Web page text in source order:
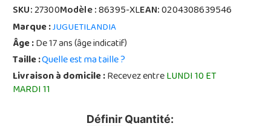
SKU:27300Modèle :86395-XLEAN:0204308639546
Marque :JUGUETILANDIA
Âge :De 17 ans (âge indicatif)
Taille :Quelle est ma taille ?
Livraison à domicile :Recevez entreLUNDI 10 ET
MARDI 11
Définir Quantité: